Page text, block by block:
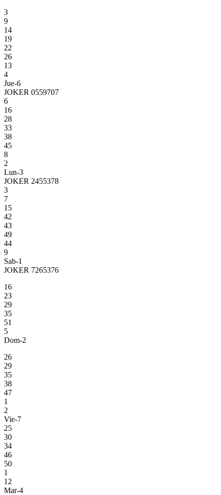
3
9
14
19
22
26
13
4
Jue-6
JOKER 0559707
6
16
28
33
38
45
8
2
Lun-3
JOKER 2455378
3
7
15
42
43
49
44
9
Sab-1
JOKER 7265376
16
23
29
35
51
5
Dom-2
26
29
35
38
47
1
2
Vie-7
25
30
34
46
50
1
12
Mar-4